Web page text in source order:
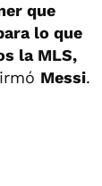
que
lo que
la MLS,
Messi.